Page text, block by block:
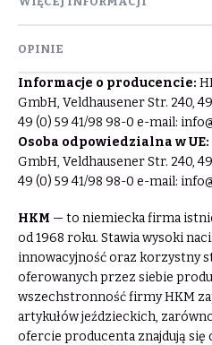
OPINIE
Informacje o producencie:
GmbH, Veldhausener Str. 240,
49 (0) 59 41/98 98-0 e-mail:
Osoba odpowiedzialna w UE:
GmbH, Veldhausener Str. 240,
49 (0) 59 41/98 98-0 e-mail:
HKM — to niemiecka firma
od 1968 roku. Stawia wysoki
innowacyjność oraz korzystny
oferowanych przez siebie
wszechstronność firmy HKM
artykułów jeździeckich,
ofercie producenta znajdują się